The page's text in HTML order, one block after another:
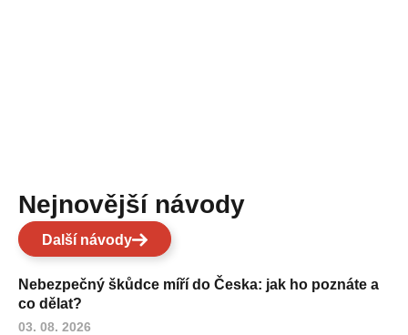
Nejnovější návody
Další návody
Nebezpečný škůdce míří do Česka: jak ho poznáte a
co dělat?
03. 08. 2026